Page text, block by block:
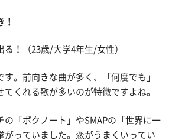
！
る！（23歳/大学4年生/女性）
す。前向きな曲が多く、「何度でも」
てくれる歌が多いのが特徴ですよね。
の「ボクノート」やSMAPの「世界に一
がっていました。恋がうまくいってい